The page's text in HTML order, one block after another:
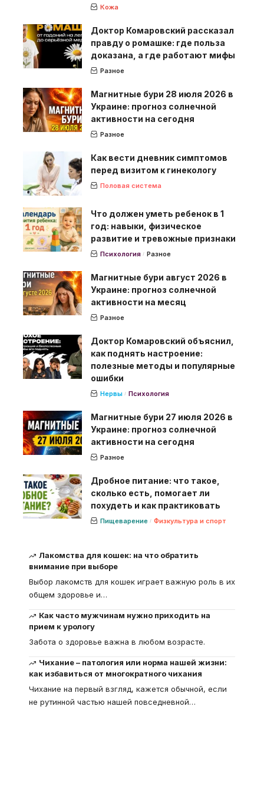
Кожа
Доктор Комаровский рассказал
правду о ромашке: где польза
доказана, а где работают мифы
Разное
Магнитные бури 28 июля 2026 в
Украине: прогноз солнечной
активности на сегодня
Разное
Как вести дневник симптомов
перед визитом к гинекологу
Половая система
Что должен уметь ребенок в 1
год: навыки, физическое
развитие и тревожные признаки
Психология Разное
Магнитные бури август 2026 в
Украине: прогноз солнечной
активности на месяц
Разное
Доктор Комаровский объяснил,
как поднять настроение:
полезные методы и популярные
ошибки
Нервы Психология
Магнитные бури 27 июля 2026 в
Украине: прогноз солнечной
активности на сегодня
Разное
Дробное питание: что такое,
сколько есть, помогает ли
похудеть и как практиковать
Пищеварение Физкультура и спорт
Лакомства для кошек: на что обратить
внимание при выборе
Выбор лакомств для кошек играет важную роль в их
общем здоровье и…
Как часто мужчинам нужно приходить на
прием к урологу
Забота о здоровье важна в любом возрасте.
Чихание – патология или норма нашей жизни:
как избавиться от многократного чихания
Чихание на первый взгляд, кажется обычной, если
не рутинной частью нашей повседневной…